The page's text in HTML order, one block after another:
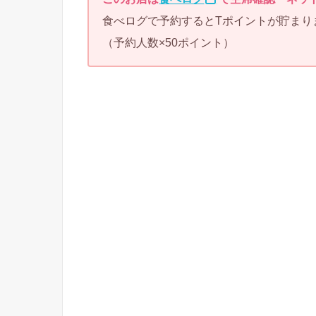
食べログで予約するとTポイントが貯ま
（予約人数×50ポイント）